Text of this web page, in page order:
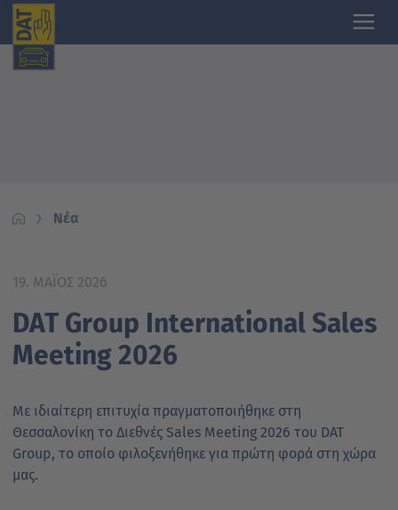
Νέα
19. ΜΆΙΟΣ 2026
DAT Group International Sales
Meeting 2026
Με ιδιαίτερη επιτυχία πραγματοποιήθηκε στη
Θεσσαλονίκη το Διεθνές Sales Meeting 2026 του DAT
Group, το οποίο φιλοξενήθηκε για πρώτη φορά στη χώρα
μας.